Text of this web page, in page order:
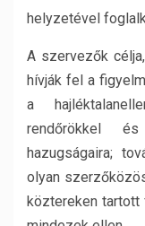
helyzetével
A szervezők
hívják fel a
a
rendőrökkel
hazugságaira;
olyan
köztereken